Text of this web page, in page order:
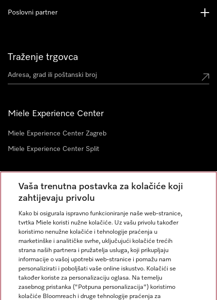
Traženje trgovca
Miele Experience Center
Miele Experience Center Zagreb
Miele Experience Center Split
Newsletter
Poslovni partner
Miele na Instagramu
Miele na Facebooku
Vaša trenutna postavka za kolačiće koji
zahtijevaju privolu
Kako bi osigurala ispravno funkcioniranje naše web-stranice,
tvrtka Miele koristi nužne kolačiće. Uz vašu privolu također
koristimo nenužne kolačiće i tehnologije praćenja u
marketinške i analitičke svrhe, uključujući kolačiće trećih
strana naših partnera i pružatelja usluga, koji prikupljaju
informacije o vašoj upotrebi web-stranice i pomažu nam
personalizirati i poboljšati vaše online iskustvo. Kolačići se
također koriste za personalizaciju oglasa. Na temelju
zasebnog pristanka ("Potpuna personalizacija") koristimo
kolačiće Bloomreach i druge tehnologije praćenja za